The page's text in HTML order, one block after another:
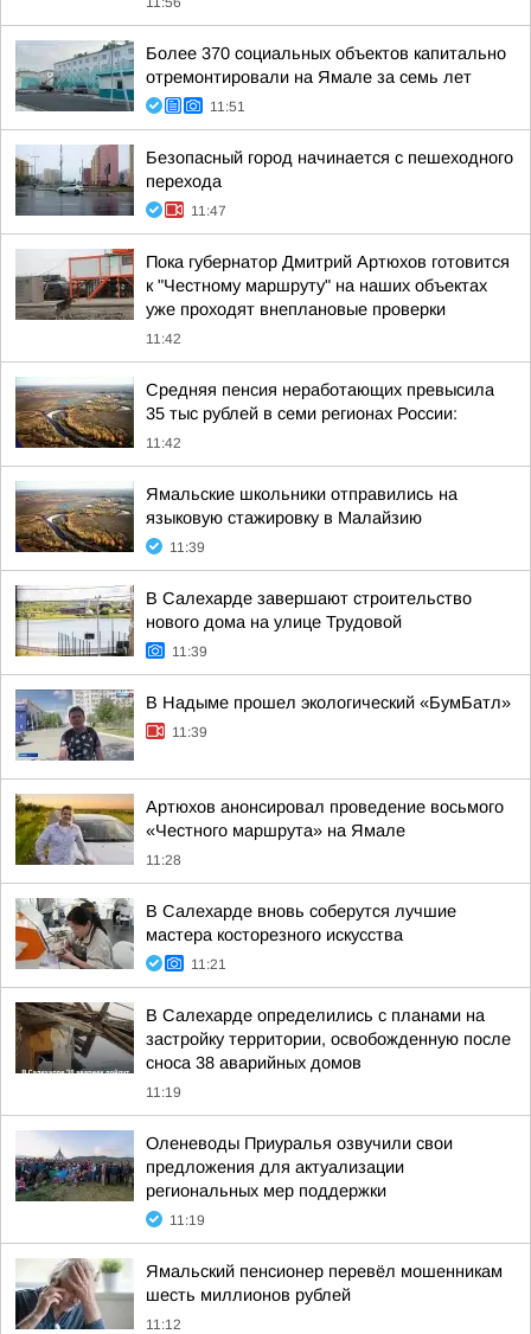
Более 370 социальных объектов капитально
отремонтировали на Ямале за семь лет
11:51
Безопасный город начинается с пешеходного
перехода
11:47
Пока губернатор Дмитрий Артюхов готовится
к "Честному маршруту" на наших объектах
уже проходят внеплановые проверки
11:42
Средняя пенсия неработающих превысила
35 тыс рублей в семи регионах России:
11:42
Ямальские школьники отправились на
языковую стажировку в Малайзию
11:39
В Салехарде завершают строительство
нового дома на улице Трудовой
11:39
В Надыме прошел экологический «БумБатл»
11:39
Артюхов анонсировал проведение восьмого
«Честного маршрута» на Ямале
11:28
В Салехарде вновь соберутся лучшие
мастера косторезного искусства
11:21
В Салехарде определились с планами на
застройку территории, освобожденную после
сноса 38 аварийных домов
11:19
Оленеводы Приуралья озвучили свои
предложения для актуализации
региональных мер поддержки
11:19
Ямальский пенсионер перевёл мошенникам
шесть миллионов рублей
11:12